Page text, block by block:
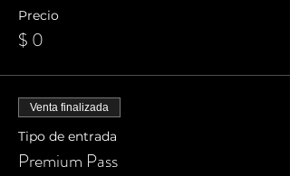
Precio
$ 0
Venta finalizada
Tipo de entrada
Premium Pass